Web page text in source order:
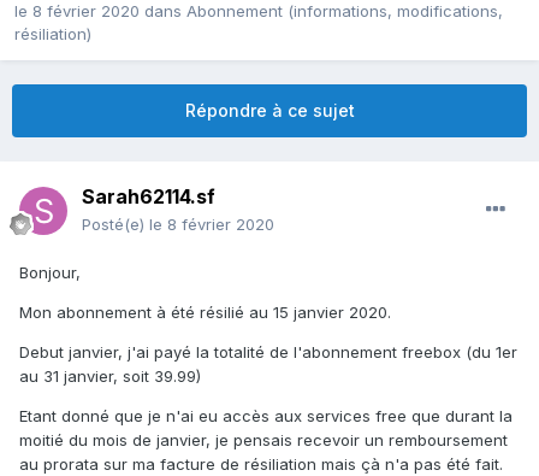
le 8 février 2020 dans Abonnement (informations, modifications,
résiliation)
Répondre à ce sujet
Sarah62114.sf
Posté(e) le 8 février 2020
Bonjour,
Mon abonnement à été résilié au 15 janvier 2020.
Debut janvier, j'ai payé la totalité de l'abonnement freebox (du 1er
au 31 janvier, soit 39.99)
Etant donné que je n'ai eu accès aux services free que durant la
moitié du mois de janvier, je pensais recevoir un remboursement
au prorata sur ma facture de résiliation mais çà n'a pas été fait.